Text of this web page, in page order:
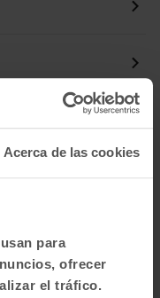
Acerca de las cookies
para
ofrecer
el tráfico.